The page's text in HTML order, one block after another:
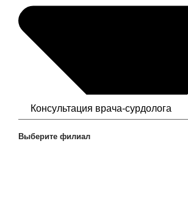
Выберите филиал